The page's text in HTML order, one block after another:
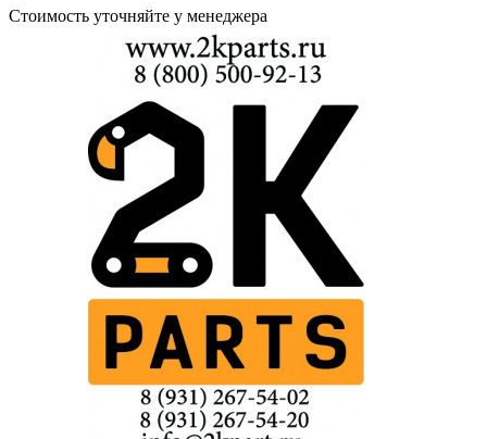
Стоимость уточняйте у менеджера